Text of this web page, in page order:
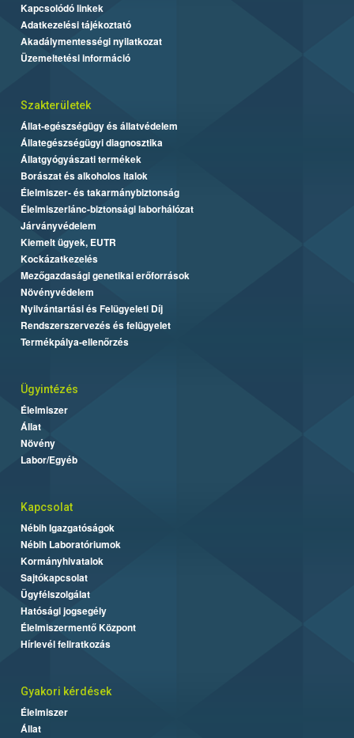
Kapcsolódó linkek
Adatkezelési tájékoztató
Akadálymentességi nyilatkozat
Üzemeltetési információ
Szakterületek
Állat-egészségügy és állatvédelem
Állategészségügyi diagnosztika
Állatgyógyászati termékek
Borászat és alkoholos italok
Élelmiszer- és takarmánybiztonság
Élelmiszerlánc-biztonsági laborhálózat
Járványvédelem
Kiemelt ügyek, EUTR
Kockázatkezelés
Mezőgazdasági genetikai erőforrások
Növényvédelem
Nyilvántartási és Felügyeleti Díj
Rendszerszervezés és felügyelet
Termékpálya-ellenőrzés
Ügyintézés
Élelmiszer
Állat
Növény
Labor/Egyéb
Kapcsolat
Nébih Igazgatóságok
Nébih Laboratóriumok
Kormányhivatalok
Sajtókapcsolat
Ügyfélszolgálat
Hatósági jogsegély
Élelmiszermentő Központ
Hírlevél feliratkozás
Gyakori kérdések
Élelmiszer
Állat